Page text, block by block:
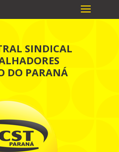
SINDICAL
DO PARANÁ